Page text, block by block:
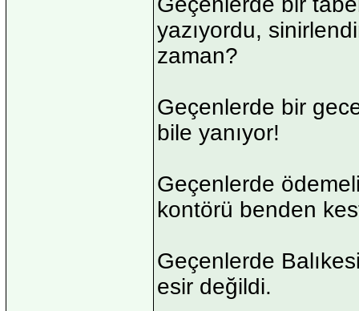
yazıyordu,
zaman?
Geçenlerde bir
bile yanıyor!
Geçenlerde
kontörü benden
Geçenlerde
esir değildi.